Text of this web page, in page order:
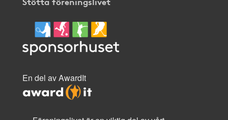
En del av AwardIt